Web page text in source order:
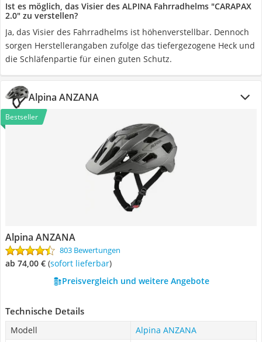
Ist es möglich, das Visier des ALPINA Fahrradhelms "CARAPAX
2.0" zu verstellen?
Ja, das Visier des Fahrradhelms ist höhenverstellbar. Dennoch
sorgen Herstellerangaben zufolge das tiefergezogene Heck und
die Schläfenpartie für einen guten Schutz.
Alpina ANZANA
Bestseller
Alpina ANZANA
803 Bewertungen
ab 74,00 € ( Sofort lieferbar)
Preisvergleich und weitere Angebote
Technische Details
Modell
Alpina ANZANA